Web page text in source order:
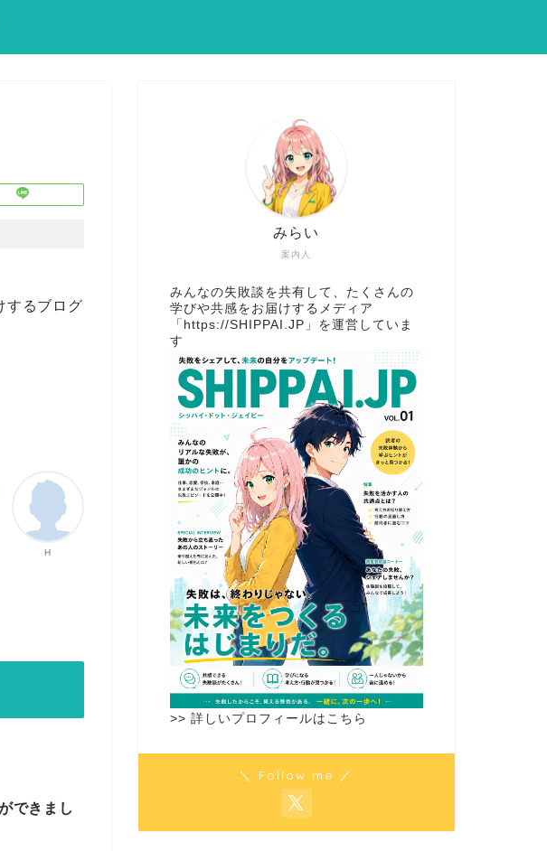
するブログ
H
できまし
案内人
みらい
みんなの失敗談を共有して、たくさんの
学びや共感をお届けするメディア
「 https://SHIPPAI.JP 」を運営していま
す
>> 詳しいプロフィールはこちら
＼ Follow me ／